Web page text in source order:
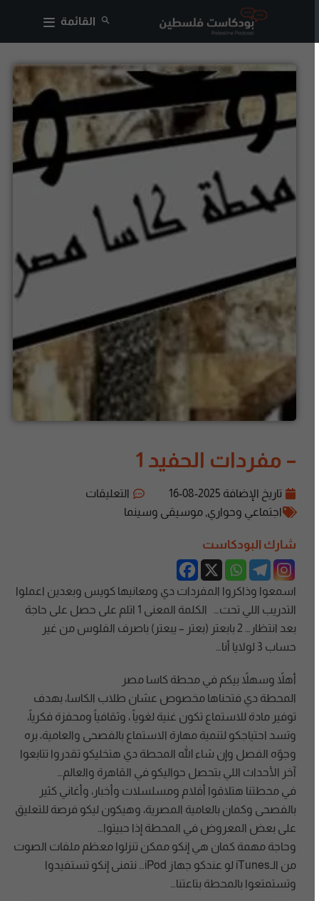
القائمة
– مفردات الحفيد 1
تاريخ الإضافة2025-08-16
التعليقات
اجتماعي وحواري, موسيقى وسينما
شارك البودكاست
اسمعوا وذاكروا المفردات دي ومعانيها كويس وبعدين اعملوا
التدريب اللي تحت… الكلمة المعنى 1 اتلم على حصل على حاجة
بعد انتظار… 2 بابعتر (بعتر – يبعتر) باصرف الفلوس من غير
حساب 3 لولايا أنا…
أهلاً وسهلاً بيكم في محطة كاسا مصر
المحطة دي فتحناها مخصوص عشان طلاب الكاسا، بهدف
توفير مادة للاستماع تكون غنية لغوياً ، وثقافياً ومحفزة فكرياً،
وتسد احتياجكو لتنمية مهارة الاستماع بالفصحى والعامية، بره
وجوّه الفصل وإن شاء الله المحطة دي هتخليكو تقدروا تتابعوا
آخر الأحداث اللي بتحصل حواليكو في القاهرة والعالم…
في محطتنا هتلاقوا أفلام ومسلسلات وأخبار، وأغاني كثير
بالفصحى وكمان بالعامية المصرية، وهيكون ليكو فرصة للتعليق
على بعض المعروض في المحطة إذا حبيتوا…
وحاجة مهمة كمان هي إنكو ممكن تنزلوا معظم ملفات الصوت
من الـiTunes لو عندكو جهاز iPod… نتمنى إنكو تستفيدوا
وتستمتعوا بالمحطة بتاعتنا…